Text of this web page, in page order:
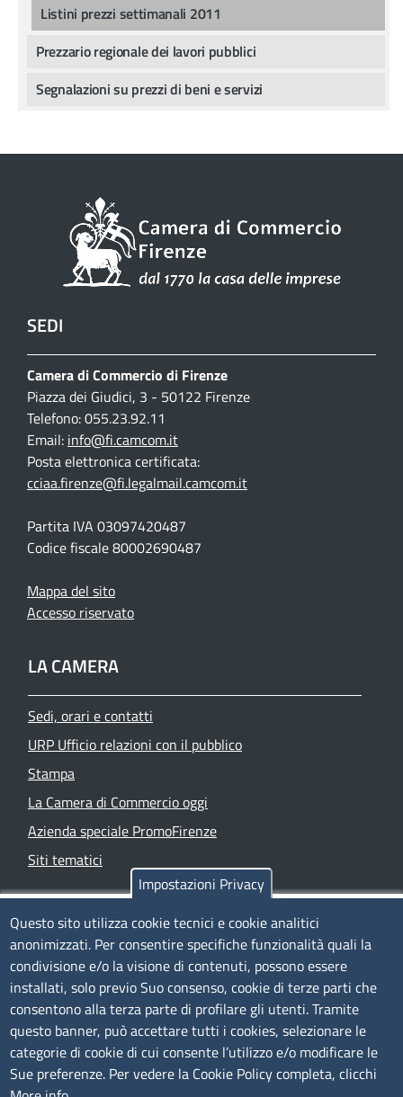
Listini prezzi settimanali 2011
Prezzario regionale dei lavori pubblici
Segnalazioni su prezzi di beni e servizi
SEDI
Camera di Commercio di Firenze
Piazza dei Giudici, 3 - 50122 Firenze
Telefono: 055.23.92.11
Email: info@fi.camcom.it
Posta elettronica certificata:
cciaa.firenze@fi.legalmail.camcom.it
Partita IVA 03097420487
Codice fiscale 80002690487
Mappa del sito
Accesso riservato
LA CAMERA
Sedi, orari e contatti
URP Ufficio relazioni con il pubblico
Stampa
La Camera di Commercio oggi
Azienda speciale PromoFirenze
Siti tematici
TRASPARENZA
Albo Online
Amministrazione trasparente
Bandi e concorsi
Segnalazioni Whistleblowing
Accessibilità
Impostazioni Privacy
Questo sito utilizza cookie tecnici e cookie analitici
anonimizzati. Per consentire specifiche funzionalità quali la
condivisione e/o la visione di contenuti, possono essere
installati, solo previo Suo consenso, cookie di terze parti che
consentono alla terza parte di profilare gli utenti. Tramite
questo banner, può accettare tutti i cookies, selezionare le
categorie di cookie di cui consente l’utilizzo e/o modificare le
Sue preferenze. Per vedere la Cookie Policy completa, clicchi